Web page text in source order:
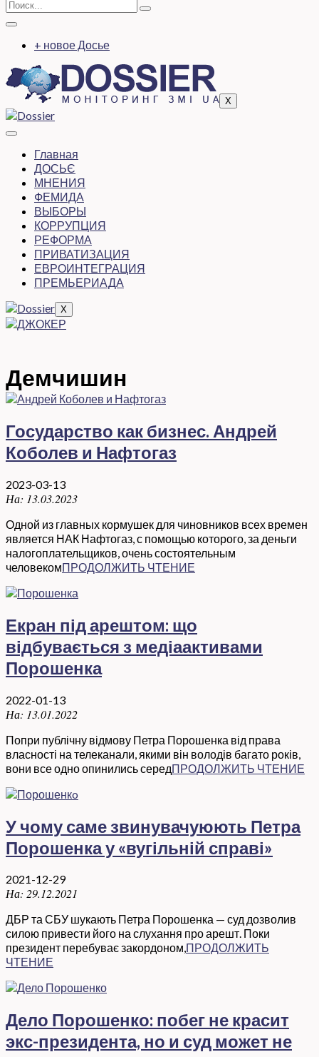
+ новое Досье
X
Главная
ДОСЬЄ
МНЕНИЯ
ФЕМИДА
ВЫБОРЫ
КОРРУПЦИЯ
РЕФОРМА
ПРИВАТИЗАЦИЯ
ЕВРОИНТЕГРАЦИЯ
ПРЕМЬЕРИАДА
X
Демчишин
Государство как бизнес. Андрей
Коболев и Нафтогаз
2023-03-13
На: 13.03.2023
Одной из главных кормушек для чиновников всех времен
является НАК Нафтогаз, с помощью которого, за деньги
налогоплательщиков, очень состоятельным
человекомПРОДОЛЖИТЬ ЧТЕНИЕ
Екран під арештом: що
відбувається з медіаактивами
Порошенка
2022-01-13
На: 13.01.2022
Попри публічну відмову Петра Порошенка від права
власності на телеканали, якими він володів багато років,
вони все одно опинились середПРОДОЛЖИТЬ ЧТЕНИЕ
У чому саме звинувачуюють Петра
Порошенка у «вугільній справі»
2021-12-29
На: 29.12.2021
ДБР та СБУ шукають Петра Порошенка — суд дозволив
силою привести його на слухання про арешт. Поки
президент перебуває закордоном,ПРОДОЛЖИТЬ
ЧТЕНИЕ
Дело Порошенко: побег не красит
экс-президента, но и суд может не